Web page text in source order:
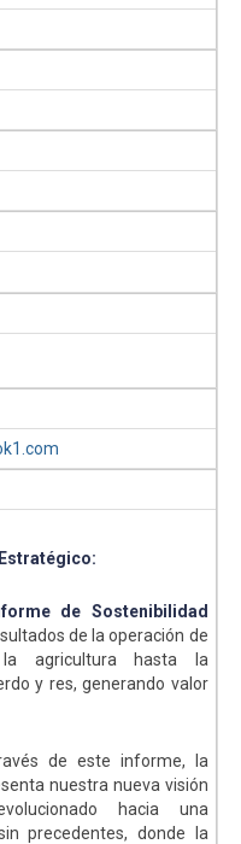
de Sostenibilidad
de la operación de
la agricultura hasta la
y res, generando valor
de este informe, la
nuestra nueva visión
hacia una
precedentes, donde la